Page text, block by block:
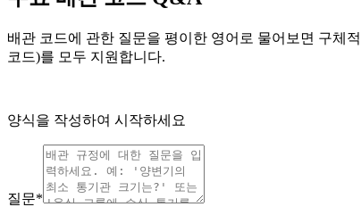
배관 코드에 관한 질문을 평이한 영어로 물어보면 구체
코드)를 모두 지원합니다.
양식을 작성하여 시작하세요
질문*